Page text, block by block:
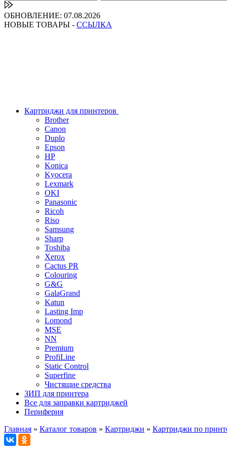
ОБНОВЛЕНИЕ: 07.08.2026
НОВЫЕ ТОВАРЫ - ССЫЛКА
Картриджи для принтеров
Brother
Canon
Duplo
Epson
HP
Konica
Kyocera
Lexmark
OKI
Panasonic
Ricoh
Riso
Samsung
Sharp
Toshiba
Xerox
Cactus PR
Colouring
G&G
GalaGrand
Katun
Lasting Imp
Lomond
MSE
NN
Premium
ProfiLine
Static Control
Superfine
Чистящие средства
ЗИП для принтера
Все для заправки картриджей
Периферия
Главная » Каталог товаров » Картриджи » Картриджи по